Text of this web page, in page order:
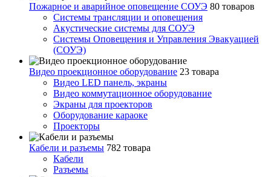
Пожарное и аварийное оповещение СОУЭ 80 товаров
Cистемы трансляции и оповещения
Акустические системы для СОУЭ
Системы Оповещения и Управления Эвакуацией
(СОУЭ)
Видео проекционное оборудование 23 товара
Видео LED панель, экраны
Видео коммутационное оборудование
Экраны для проекторов
Оборудование караоке
Проекторы
Кабели и разъемы 782 товара
Кабели
Разъемы